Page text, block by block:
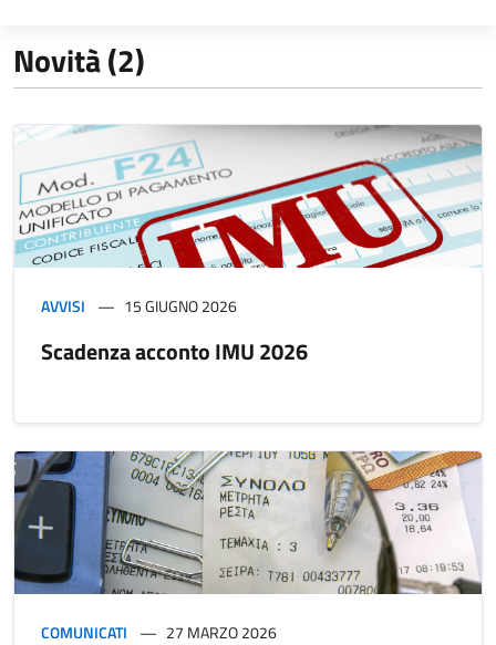
Novità (2)
AVVISI 15 GIUGNO 2026
Scadenza acconto IMU 2026
COMUNICATI 27 MARZO 2026